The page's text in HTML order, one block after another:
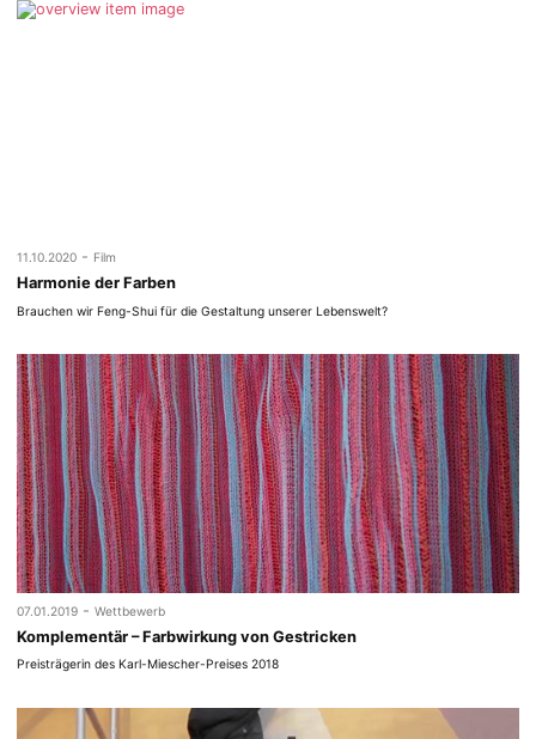
11.10.2020 - Film
Harmonie der Farben
Brauchen wir Feng-Shui für die Gestaltung unserer Lebenswelt?
07.01.2019 - Wettbewerb
Komplementär – Farbwirkung von Gestricken
Preisträgerin des Karl-Miescher-Preises 2018